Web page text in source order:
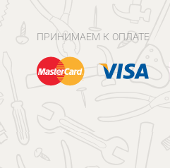
ПРИНИМАЕМ К ОПЛАТЕ